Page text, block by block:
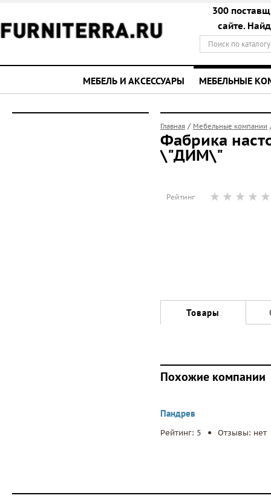
300
сайте.
МЕБЕЛЬ И АКСЕССУАРЫ МЕБЕЛЬНЫЕ
Главная / Мебельные компании
Фабрика
\"ДИМ\"
Рейтинг
Товары
Похожие компании
Пандрев
Рейтинг: 5 . Отзывы: нет